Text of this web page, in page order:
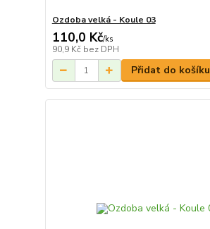
Ozdoba velká - Koule 03
110,0 Kč/ks
90,9 Kč bez DPH
Přidat do košíku